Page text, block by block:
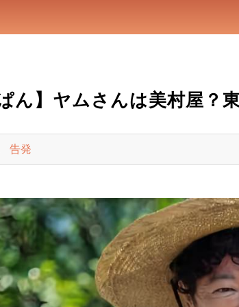
ん】ヤムさんは美村屋？
告発